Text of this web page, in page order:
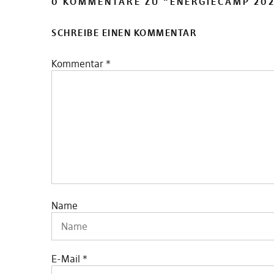
SCHREIBE EINEN KOMMENTAR
Kommentar *
Name
E-Mail *